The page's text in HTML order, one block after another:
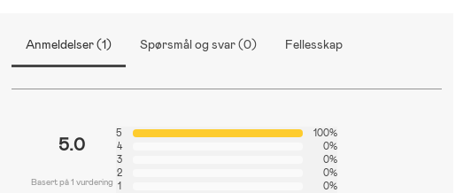
Anmeldelser (1) Spørsmål og svar (0) Fellesskap
5.0
Basert på 1 vurdering
5
100%
4
0%
3
0%
2
0%
1
0%